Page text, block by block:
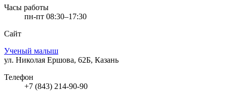
Часы работы
пн-пт 08:30–17:30
Сайт
Ученый малыш
ул. Николая Ершова, 62Б, Казань
Телефон
+7 (843) 214-90-90